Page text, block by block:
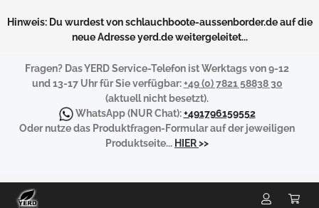
Hinweis: Du wurdest von schlauchboote-aussenborder.de auf die
neue Adresse yerd.de weitergeleitet...
Fragen? Das YERD Service-Telefon ist Werktags von 9-12
und 13-17 Uhr für Sie verfügbar:+49 (0) 7821 58838 30
(aktuell nicht besetzt).
WhatsApp(NUR Chat):+491796159552
Oder nutze das Produktfragen-Formular auf der jeweiligen
Produktseite... HIER>>